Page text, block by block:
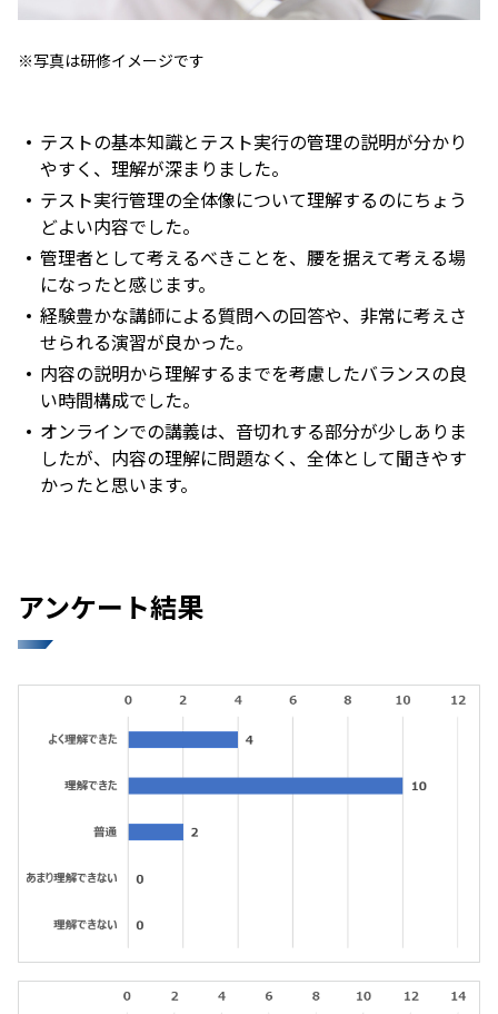
※写真は研修イメージです
テストの基本知識とテスト実行の管理の説明が分かり
やすく、理解が深まりました。
テスト実行管理の全体像について理解するのにちょう
どよい内容でした。
管理者として考えるべきことを、腰を据えて考える場
になったと感じます。
経験豊かな講師による質問への回答や、非常に考えさ
せられる演習が良かった。
内容の説明から理解するまでを考慮したバランスの良
い時間構成でした。
オンラインでの講義は、音切れする部分が少しありま
したが、内容の理解に問題なく、全体として聞きやす
かったと思います。
アンケート結果